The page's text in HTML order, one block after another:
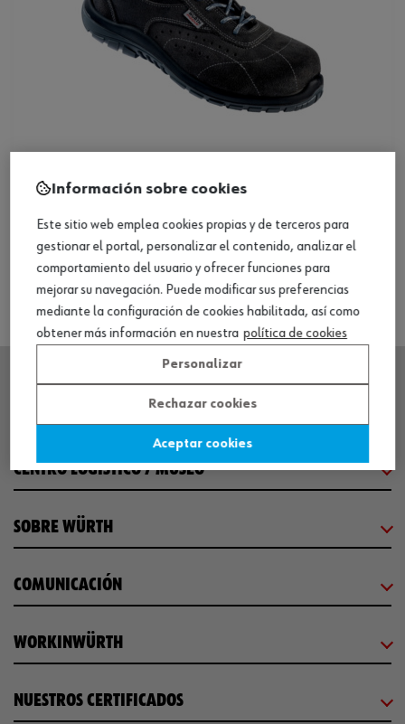
Bota de seguridad, S1P, Song Plus
Ver producto
CENTRO LOGÍSTICO / MUSEO
SOBRE WÜRTH
COMUNICACIÓN
WORKINWÜRTH
NUESTROS CERTIFICADOS
Información sobre cookies
Este sitio web emplea cookies propias y de terceros para
gestionar el portal, personalizar el contenido, analizar el
comportamiento del usuario y ofrecer funciones para
mejorar su navegación. Puede modificar sus preferencias
mediante la configuración de cookies habilitada, así como
obtener más información en nuestra política de cookies
Personalizar
Rechazar cookies
Aceptar cookies